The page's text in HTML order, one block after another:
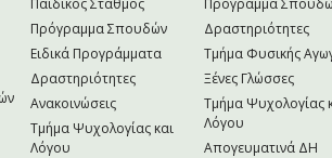
Παιδικός Σταθμός
Πρόγραμμα Σπουδών
Ειδικά Προγράμματα
Δραστηριότητες
Ανακοινώσεις
Τμήμα Ψυχολογίας και
Λόγου
Πρόγραμμα
Δραστηριότητες
Τμήμα Φυσικής
Ξένες Γλώσσες
Τμήμα Ψυχολογίας
Λόγου
Απογευματινά ΔΗ